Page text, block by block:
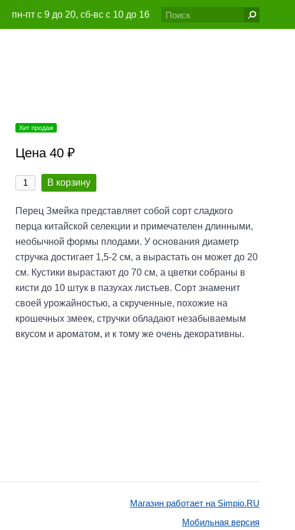
пн-пт с 9 до 20, сб-вс с 10 до 16
Хит продаж
Цена 40 ₽
В корзину
Перец Змейка представляет собой сорт сладкого
перца китайской селекции и примечателен длинными,
необычной формы плодами. У основания диаметр
стручка достигает 1,5-2 см, а вырастать он может до 20
см. Кустики вырастают до 70 см, а цветки собраны в
кисти до 10 штук в пазухах листьев. Сорт знаменит
своей урожайностью, а скрученные, похожие на
крошечных змеек, стручки обладают незабываемым
вкусом и ароматом, и к тому же очень декоративны.
Магазин работает на Simpio.RU
Мобильная версия